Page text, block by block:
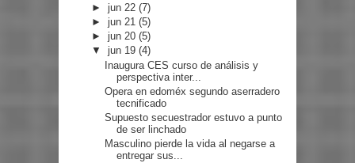
►jun 22(7)
►jun 21(5)
►jun 20(5)
▼jun 19(4)
Inaugura CES curso de análisis y
perspectiva inter...
Opera en edoméx segundo aserradero
tecnificado
Supuesto secuestrador estuvo a punto
de ser linchado
Masculino pierde la vida al negarse a
entregar sus...